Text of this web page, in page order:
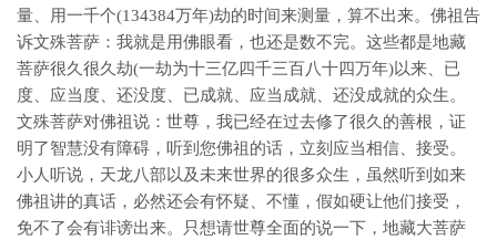
量、用一千个(134384万年)劫的时间来测量，算不出来。佛祖告
诉文殊菩萨：我就是用佛眼看，也还是数不完。这些都是地藏
菩萨很久很久劫(一劫为十三亿四千三百八十四万年)以来、已
度、应当度、还没度、已成就、应当成就、还没成就的众生。
文殊菩萨对佛祖说：世尊，我已经在过去修了很久的善根，证
明了智慧没有障碍，听到您佛祖的话，立刻应当相信、接受。
小人听说，天龙八部以及未来世界的很多众生，虽然听到如来
佛祖讲的真话，必然还会有怀疑、不懂，假如硬让他们接受，
免不了会有诽谤出来。只想请世尊全面的说一下，地藏大菩萨